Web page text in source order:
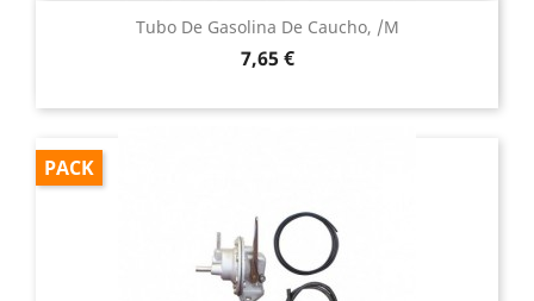
Tubo De Gasolina De Caucho, /m
Precio
7,65 €
PACK